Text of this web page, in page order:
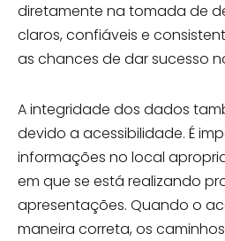
diretamente na tomada de
claros, confiáveis e
as chances de dar sucesso
A integridade dos dados
devido a acessibilidade. É
informações no local
em que se está realizando
apresentações. Quando o
maneira correta, os